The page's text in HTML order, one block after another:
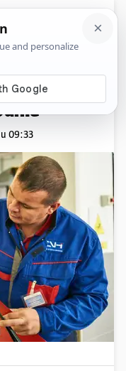
u
polovice
u 09:33